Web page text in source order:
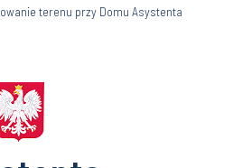
terenu przy Domu Asystenta